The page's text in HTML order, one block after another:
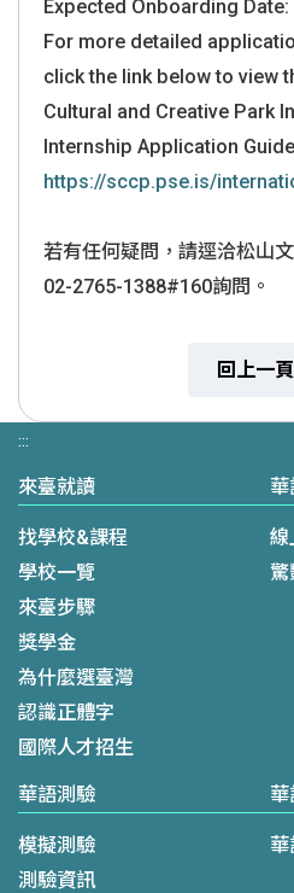
Expected Onboarding Date:
For more detailed
click the link below to view
Cultural and Creative Park
Internship Application
https://sccp.pse.is/
若有任何疑問，請逕洽松山
02-2765-1388#160詢問。
回上一頁
:::
來臺就讀
找學校&課程
學校一覽
來臺步驟
獎學金
為什麼選臺灣
認識正體字
國際人才招生
華
線
驚
華語測驗
模擬測驗
測驗資訊